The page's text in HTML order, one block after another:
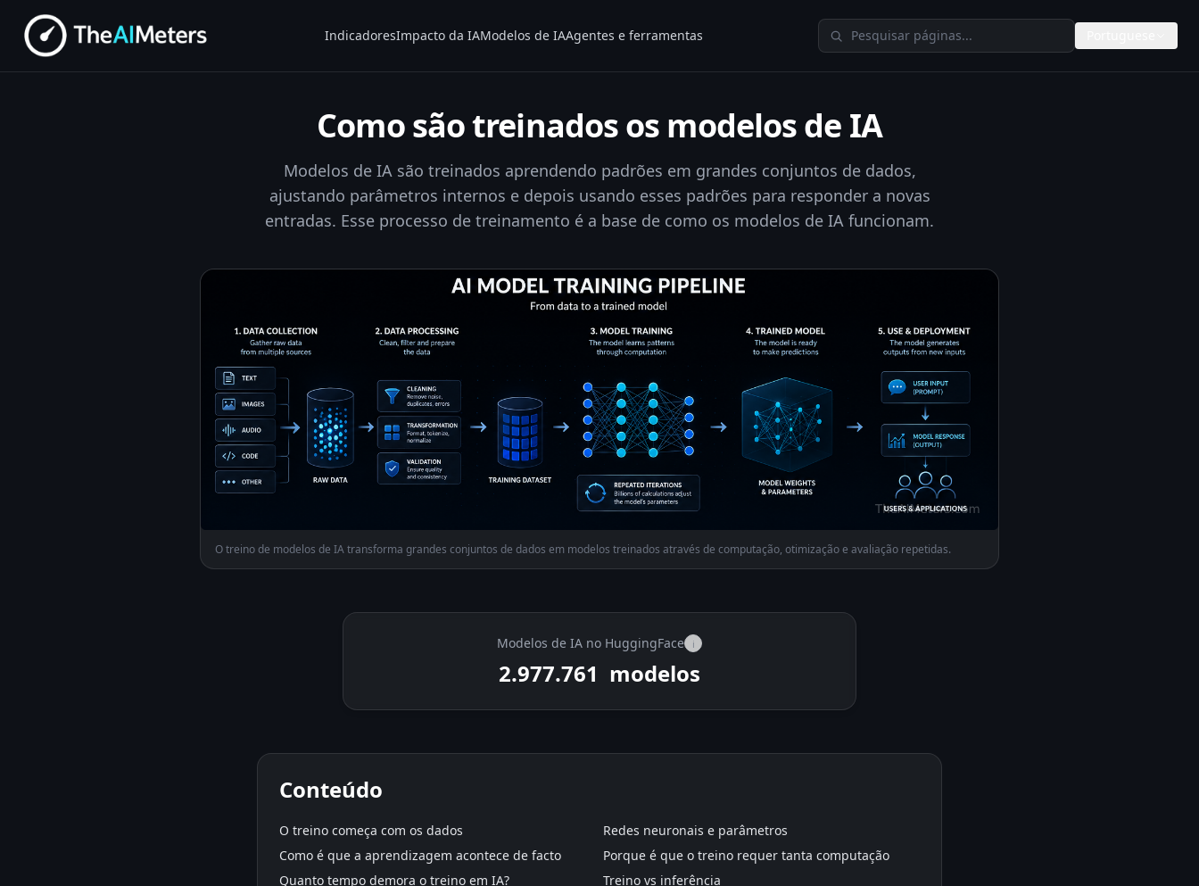
IndicadoresImpacto da IAModelos de IAAgentes e ferramentas Pesquisar no TheAIMeters
Como são treinados os modelos de IA
Modelos de IA são treinados aprendendo padrões em grandes conjuntos de dados,
ajustando parâmetros internos e depois usando esses padrões para responder a novas
entradas. Esse processo de treinamento é a base de como os modelos de IA funcionam.
O treino de modelos de IA transforma grandes conjuntos de dados em modelos treinados através de computação, otimização e avaliação repetidas.
Modelos de IA no HuggingFace i
2.977.761 modelos
Conteúdo
O treino começa com os dados
Redes neuronais e parâmetros
Como é que a aprendizagem acontece de facto
Porque é que o treino requer tanta computação
Quanto tempo demora o treino em IA?
Treino vs inferência